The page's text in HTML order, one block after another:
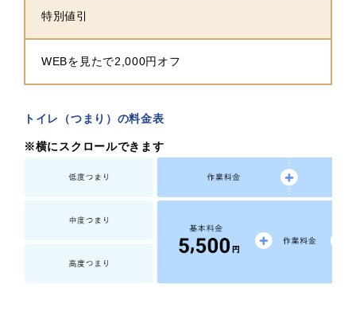
特別値引
WEBを見たで2,000円オフ
トイレ（つまり）の料金表
※横にスクロールできます